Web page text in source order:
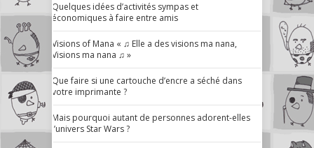
Quelques idées d’activités sympas et
économiques à faire entre amis
Visions of Mana « ♫ Elle a des visions ma nana,
Visions ma nana ♫ »
Que faire si une cartouche d’encre a séché dans
votre imprimante ?
Mais pourquoi autant de personnes adorent-elles
l’univers Star Wars ?